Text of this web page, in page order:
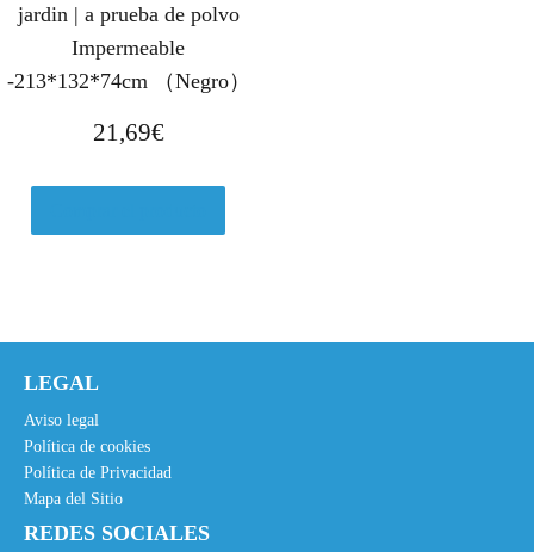
jardin | a prueba de polvo
Impermeable
-213*132*74cm （Negro）
21,69€
LEGAL
Aviso legal
Política de cookies
Política de Privacidad
Mapa del Sitio
REDES SOCIALES